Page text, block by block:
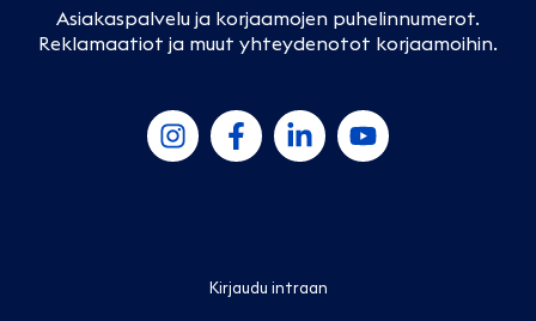
Asiakaspalvelu ja korjaamojen puhelinnumerot.
Reklamaatiot ja muut yhteydenotot korjaamoihin.
Kirjaudu intraan